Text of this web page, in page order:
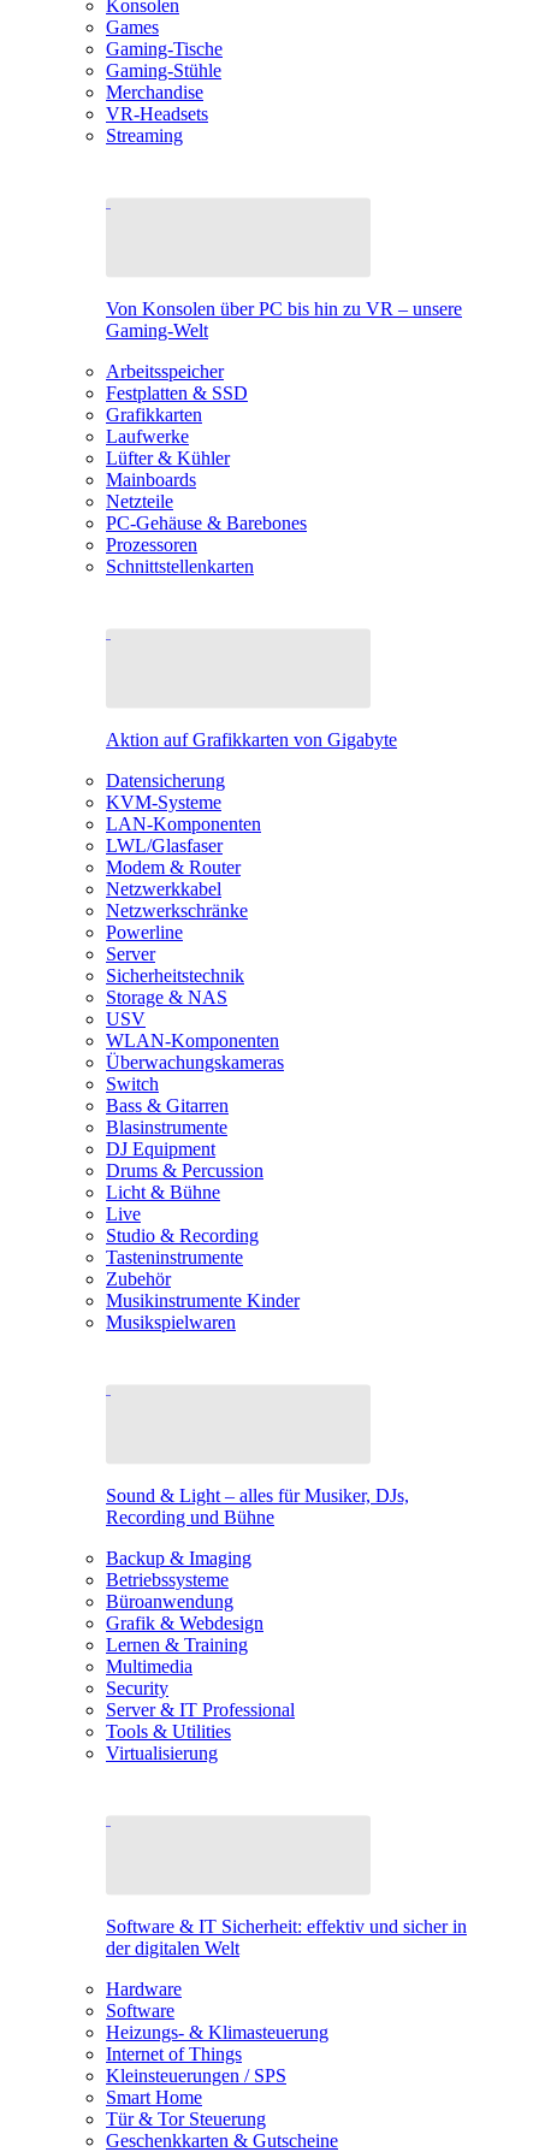
Konsolen
Games
Gaming-Tische
Gaming-Stühle
Merchandise
VR-Headsets
Streaming
Von Konsolen über PC bis hin zu VR – unsere
Gaming-Welt
Arbeitsspeicher
Festplatten & SSD
Grafikkarten
Laufwerke
Lüfter & Kühler
Mainboards
Netzteile
PC-Gehäuse & Barebones
Prozessoren
Schnittstellenkarten
Aktion auf Grafikkarten von Gigabyte
Datensicherung
KVM-Systeme
LAN-Komponenten
LWL/Glasfaser
Modem & Router
Netzwerkkabel
Netzwerkschränke
Powerline
Server
Sicherheitstechnik
Storage & NAS
USV
WLAN-Komponenten
Überwachungskameras
Switch
Bass & Gitarren
Blasinstrumente
DJ Equipment
Drums & Percussion
Licht & Bühne
Live
Studio & Recording
Tasteninstrumente
Zubehör
Musikinstrumente Kinder
Musikspielwaren
Sound & Light – alles für Musiker, DJs,
Recording und Bühne
Backup & Imaging
Betriebssysteme
Büroanwendung
Grafik & Webdesign
Lernen & Training
Multimedia
Security
Server & IT Professional
Tools & Utilities
Virtualisierung
Software & IT Sicherheit: effektiv und sicher in
der digitalen Welt
Hardware
Software
Heizungs- & Klimasteuerung
Internet of Things
Kleinsteuerungen / SPS
Smart Home
Tür & Tor Steuerung
Geschenkkarten & Gutscheine